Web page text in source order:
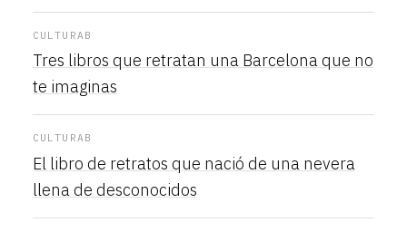
CULTURAB
Tres libros que retratan una Barcelona que no
te imaginas
CULTURAB
El libro de retratos que nació de una nevera
llena de desconocidos